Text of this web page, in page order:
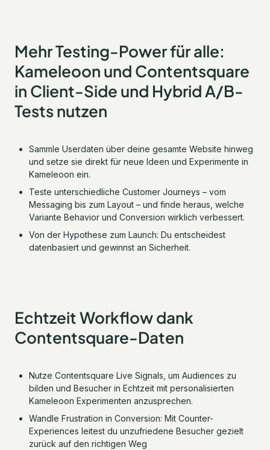
Mehr Testing-Power für alle:
Kameleoon und Contentsquare
in Client-Side und Hybrid A/B-
Tests nutzen
Sammle Userdaten über deine gesamte Website hinweg
und setze sie direkt für neue Ideen und Experimente in
Kameleoon ein.
Teste unterschiedliche Customer Journeys – vom
Messaging bis zum Layout – und finde heraus, welche
Variante Behavior und Conversion wirklich verbessert.
Von der Hypothese zum Launch: Du entscheidest
datenbasiert und gewinnst an Sicherheit.
Echtzeit Workflow dank
Contentsquare-Daten
Nutze Contentsquare Live Signals, um Audiences zu
bilden und Besucher in Echtzeit mit personalisierten
Kameleoon Experimenten anzusprechen.
Wandle Frustration in Conversion: Mit Counter-
Experiences leitest du unzufriedene Besucher gezielt
zurück auf den richtigen Weg